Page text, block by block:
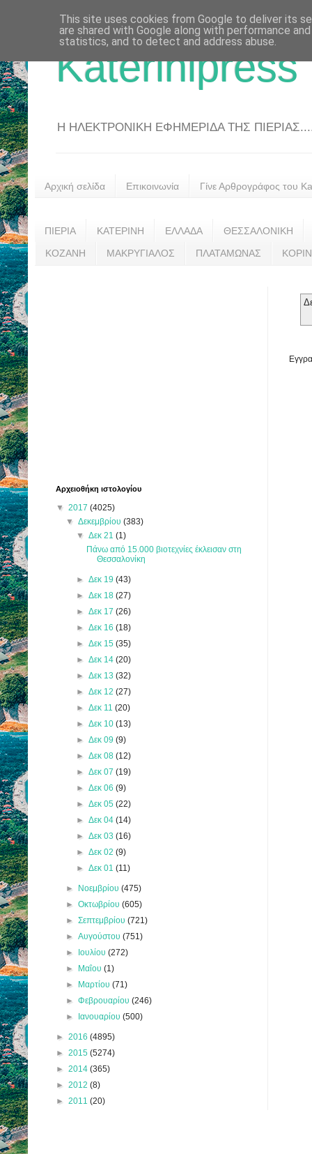
Katerinipress
Η ΗΛΕΚΤΡΟΝΙΚΗ ΕΦΗΜΕΡΙΔΑ ΤΗΣ
Αρχική σελίδα Επικοινωνία Γίνε Αρθρογράφος του
ΠΙΕΡΙΑ ΚΑΤΕΡΙΝΗ ΕΛΛΑΔΑ ΘΕΣΣΑΛΟΝΙΚΗ
ΚΟΖΑΝΗ ΜΑΚΡΥΓΙΑΛΟΣ ΠΛΑΤΑΜΩΝΑΣ
Αρχειοθήκη ιστολογίου
▼ 2017 (4025)
▼Δεκεμβρίου(383)
▼ Δεκ 21 (1)
Πάνω από 15.000 βιοτεχνίες έκλεισαν στη
Θεσσαλονίκη
► Δεκ 19 (43)
► Δεκ 18 (27)
► Δεκ 17 (26)
► Δεκ 16 (18)
► Δεκ 15 (35)
► Δεκ 14 (20)
► Δεκ 13 (32)
► Δεκ 12 (27)
► Δεκ 11 (20)
► Δεκ 10 (13)
► Δεκ 09 (9)
► Δεκ 08 (12)
► Δεκ 07 (19)
► Δεκ 06 (9)
► Δεκ 05 (22)
► Δεκ 04 (14)
► Δεκ 03 (16)
► Δεκ 02 (9)
► Δεκ 01 (11)
► Νοεμβρίου(475)
►Οκτωβρίου(605)
►Σεπτεμβρίου(721)
►Αυγούστου(751)
► Ιουλίου(272)
► Μαΐου(1)
► Μαρτίου(71)
►Φεβρουαρίου(246)
► Ιανουαρίου(500)
► 2016 (4895)
► 2015 (5274)
► 2014 (365)
► 2012 (8)
► 2011 (20)
This site uses cookies from Google to deliver its
are shared with Google along with performance
statistics, and to detect and address abuse.